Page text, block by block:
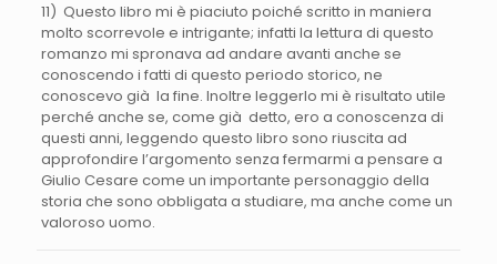
11) Questo libro mi è piaciuto poiché scritto in maniera
molto scorrevole e intrigante; infatti la lettura di questo
romanzo mi spronava ad andare avanti anche se
conoscendo i fatti di questo periodo storico, ne
conoscevo già la fine. Inoltre leggerlo mi è risultato utile
perché anche se, come già detto, ero a conoscenza di
questi anni, leggendo questo libro sono riuscita ad
approfondire l’argomento senza fermarmi a pensare a
Giulio Cesare come un importante personaggio della
storia che sono obbligata a studiare, ma anche come un
valoroso uomo.